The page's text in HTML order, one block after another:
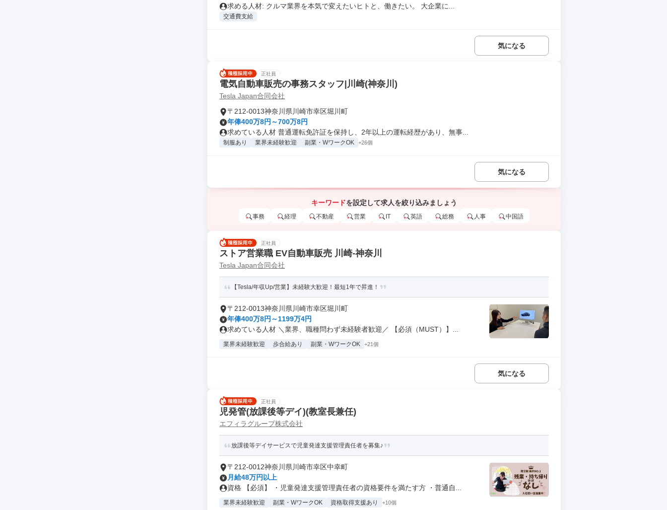
求める人材: クルマ業界を本気で変えたいヒトと、働きたい。 大企業に...
交通費支給
気になる
正社員
電気自動車販売の事務スタッフ|川崎(神奈川)
Tesla Japan合同会社
〒212-0013神奈川県川崎市幸区堀川町
年俸400万8円～700万8円
求めている人材 普通運転免許証を保持し、2年以上の運転経歴があり、無事...
制服あり 業界未経験歓迎 副業・WワークOK +26個
気になる
キーワードを設定して求人を絞り込みましょう
事務 経理 不動産 営業 IT 英語 総務 人事 中国語
正社員
ストア営業職 EV自動車販売 川崎-神奈川
Tesla Japan合同会社
【Tesla/年収Up/営業】未経験大歓迎！最短1年で昇進！
〒212-0013神奈川県川崎市幸区堀川町
年俸400万8円～1199万4円
求めている人材 ＼業界、職種問わず未経験者歓迎／ 【必須（MUST）】...
業界未経験歓迎 歩合給あり 副業・WワークOK +21個
気になる
正社員
児発管(放課後等デイ)(教室長兼任)
エフィラグループ株式会社
放課後等デイサービスで児童発達支援管理責任者を募集♪
〒212-0012神奈川県川崎市幸区中幸町
月給48万円以上
資格 【必須】 ・児童発達支援管理責任者の資格要件を満たす方 ・普通自...
業界未経験歓迎 副業・WワークOK 資格取得支援あり +10個